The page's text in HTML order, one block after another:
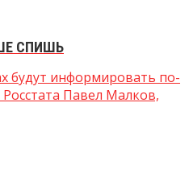
СПИШЬ
будут информировать по-
Павел Малков,